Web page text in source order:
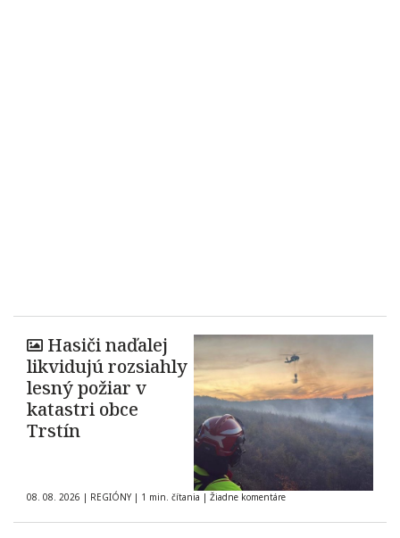
Hasiči naďalej
likvidujú rozsiahly
lesný požiar v
katastri obce
Trstín
08. 08. 2026 | REGIÓNY | 1 min. čítania | Žiadne komentáre